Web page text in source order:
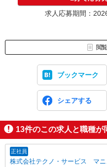
求人応募期間：
閲
ブックマーク
シェアする
13件のこの求人と職種が
正社員
株式会社テクノ・サービス マニ